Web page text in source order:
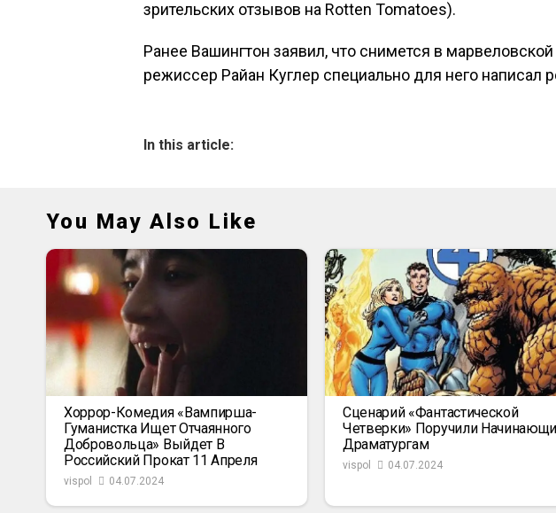
зрительских отзывов на Rotten Tomatoes).
Ранее Вашингтон заявил, что снимется в
режиссер Райан Куглер специально для него написал
In this article:
You May Also Like
Хоррор-Комедия «Вампирша-
Гуманистка Ищет Отчаянного
Добровольца» Выйдет В
Российский Прокат 11 Апреля
vispol 04.07.2024
Сценарий «Фантастической
Четверки» Поручили
Драматургам
vispol 04.07.2024